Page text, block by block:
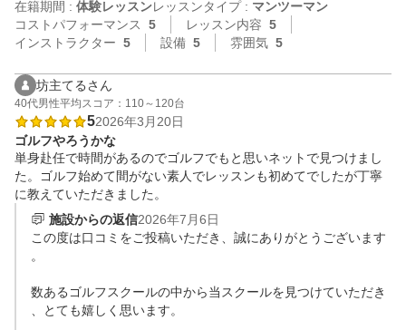
在籍期間 : 体験レッスンレッスンタイプ : マンツーマン
コストパフォーマンス
5 レッスン内容 5
インストラクター 5 設備 5 雰囲気 5
坊主てるさん
40代男性平均スコア：110～120台
52026年3月20日
ゴルフやろうかな
単身赴任で時間があるのでゴルフでもと思いネットで見つけまし
た。ゴルフ始めて間がない素人でレッスンも初めてでしたが丁寧
施設からの返信2026年7月6日
この度は口コミをご投稿いただき、誠にありがとうございます
。
数あるゴルフスクールの中から当スクールを見つけていただき
、とても嬉しく思います。